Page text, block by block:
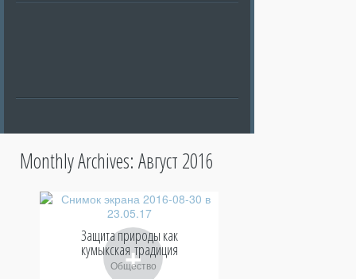
Monthly Archives: Август 2016
+
Защита природы как
кумыкская традиция
Общество